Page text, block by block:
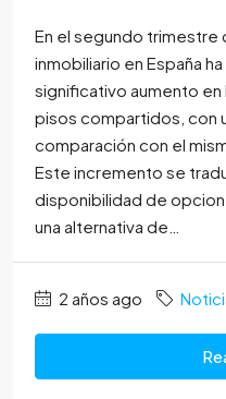
En el segundo trimestre
inmobiliario en España
significativo aumento
pisos compartidos, con
comparación con el
Este incremento se
disponibilidad de
una alternativa de…
2 años ago